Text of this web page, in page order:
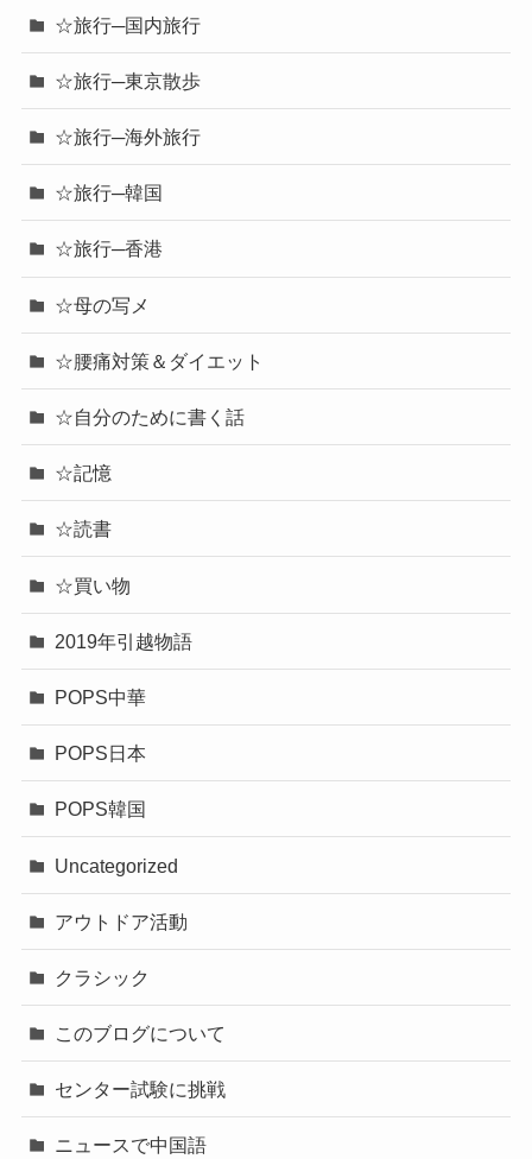
☆旅行─国内旅行
☆旅行─東京散歩
☆旅行─海外旅行
☆旅行─韓国
☆旅行─香港
☆母の写メ
☆腰痛対策＆ダイエット
☆自分のために書く話
☆記憶
☆読書
☆買い物
2019年引越物語
POPS中華
POPS日本
POPS韓国
Uncategorized
アウトドア活動
クラシック
このブログについて
センター試験に挑戦
ニュースで中国語